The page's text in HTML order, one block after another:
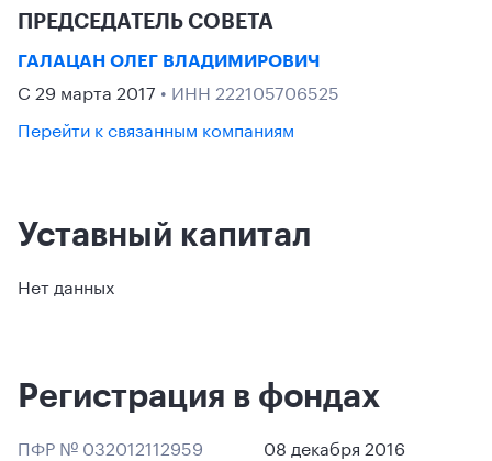
ПРЕДСЕДАТЕЛЬ СОВЕТА
ГАЛАЦАН ОЛЕГ ВЛАДИМИРОВИЧ
С 29 марта 2017 • ИНН 222105706525
Перейти к связанным компаниям
Уставный капитал
Нет данных
Регистрация в фондах
ПФР № 032012112959
08 декабря 2016